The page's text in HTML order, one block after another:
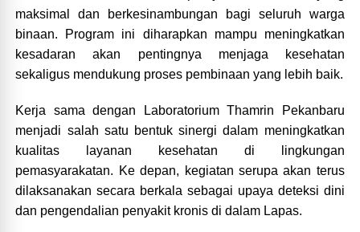
maksimal dan berkesinambungan bagi seluruh warga
binaan. Program ini diharapkan mampu meningkatkan
kesadaran akan pentingnya menjaga kesehatan
sekaligus mendukung proses pembinaan yang lebih baik.
Kerja sama dengan Laboratorium Thamrin Pekanbaru
menjadi salah satu bentuk sinergi dalam meningkatkan
kualitas layanan kesehatan di lingkungan
pemasyarakatan. Ke depan, kegiatan serupa akan terus
dilaksanakan secara berkala sebagai upaya deteksi dini
dan pengendalian penyakit kronis di dalam Lapas.